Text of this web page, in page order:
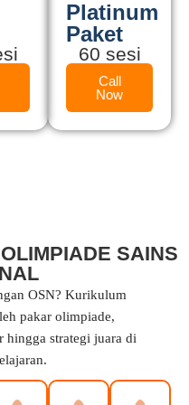
Platinum
Paket
60 sesi
Call
Now
SAINS
OSN? Kurikulum
pakar olimpiade,
hingga strategi juara di